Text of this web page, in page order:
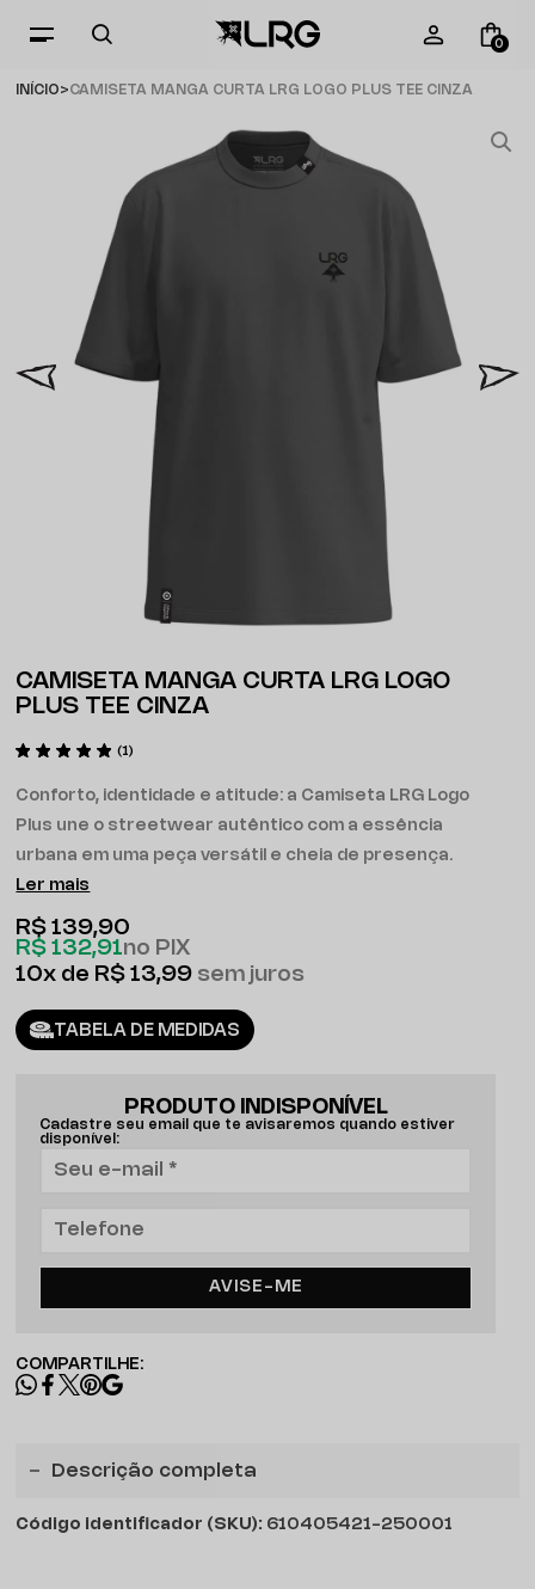
0
INÍCIO CAMISETA MANGA CURTA LRG LOGO PLUS TEE CINZA
CAMISETA MANGA CURTA LRG LOGO
PLUS TEE CINZA
(1)
Conforto, identidade e atitude: a Camiseta LRG Logo
Plus une o streetwear autêntico com a essência
urbana em uma peça versátil e cheia de presença.
Ler mais
R$ 132,91no PIX
R$ 139,90
10x R$ 13,99 sem juros
TABELA DE MEDIDAS
PRODUTO INDISPONÍVEL
Cadastre seu email que te avisaremos quando estiver
disponível:
AVISE-ME
COMPARTILHE:
Descrição completa
Código identificador (SKU): 610405421-250001